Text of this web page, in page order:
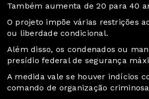
Também aumenta de 20 para 40
O projeto impõe várias restrições
ou liberdade condicional.
Além disso, os condenados ou
presídio federal de segurança
A medida vale se houver indícios
comando de organização